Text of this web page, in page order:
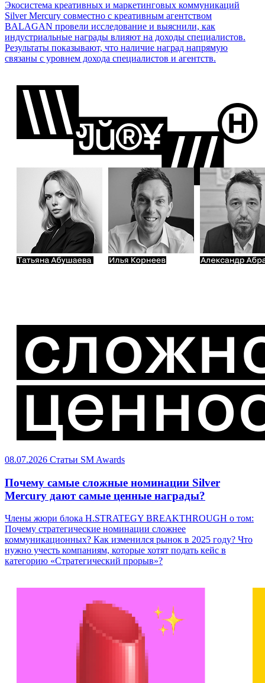
Экосистема креативных и маркетинговых коммуникаций
Silver Mercury совместно с креативным агентством
BALAGAN провели исследование и выяснили, как
индустриальные награды влияют на доходы специалистов.
Результаты показывают, что наличие наград напрямую
связаны с уровнем дохода специалистов и агентств.
08.07.2026 Статьи SM Awards
Почему самые сложные номинации Silver
Mercury дают самые ценные награды?
Члены жюри блока H.STRATEGY BREAKTHROUGH о том:
Почему стратегические номинации сложнее
коммуникационных? Как изменился рынок в 2025 году? Что
нужно учесть компаниям, которые хотят подать кейс в
категорию «Стратегический прорыв»?